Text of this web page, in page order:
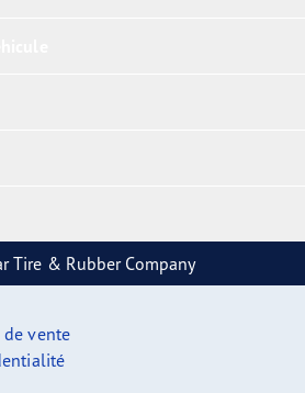
Tire & Rubber Company
de vente